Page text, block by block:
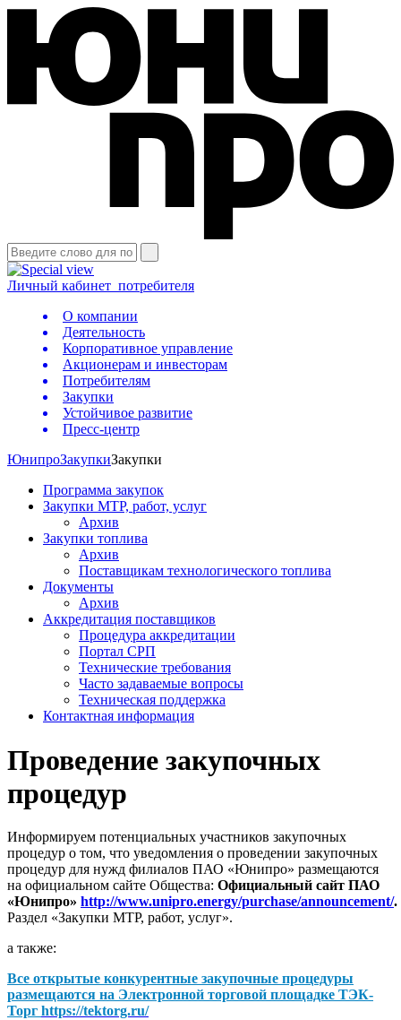
Личный кабинет потребителя
О компании
Деятельность
Корпоративное управление
Акционерам и инвесторам
Потребителям
Закупки
Устойчивое развитие
Пресс-центр
ЮнипроЗакупкиЗакупки
Программа закупок
Закупки МТР, работ, услуг
Архив
Закупки топлива
Архив
Поставщикам технологического топлива
Документы
Архив
Аккредитация поставщиков
Процедура аккредитации
Портал СРП
Технические требования
Часто задаваемые вопросы
Техническая поддержка
Контактная информация
Проведение закупочных
процедур
Информируем потенциальных участников закупочных
процедур о том, что уведомления о проведении закупочных
процедур для нужд филиалов ПАО «Юнипро» размещаются
на официальном сайте Общества: Официальный сайт ПАО
«Юнипро» http://www.unipro.energy/purchase/announcement/.
Раздел «Закупки МТР, работ, услуг».
а также:
Все открытые конкурентные закупочные процедуры
размещаются на Электронной торговой площадке ТЭК-
Торг https://tektorg.ru/